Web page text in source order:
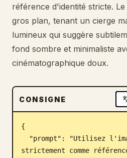
Tarifs
Télécharger
Mises à jour
référence d'identité stricte.
gros plan, tenant un cierge
lumineux qui suggère
fond sombre et minimaliste
cinématographique doux.
CONSIGNE
{
strictement comme